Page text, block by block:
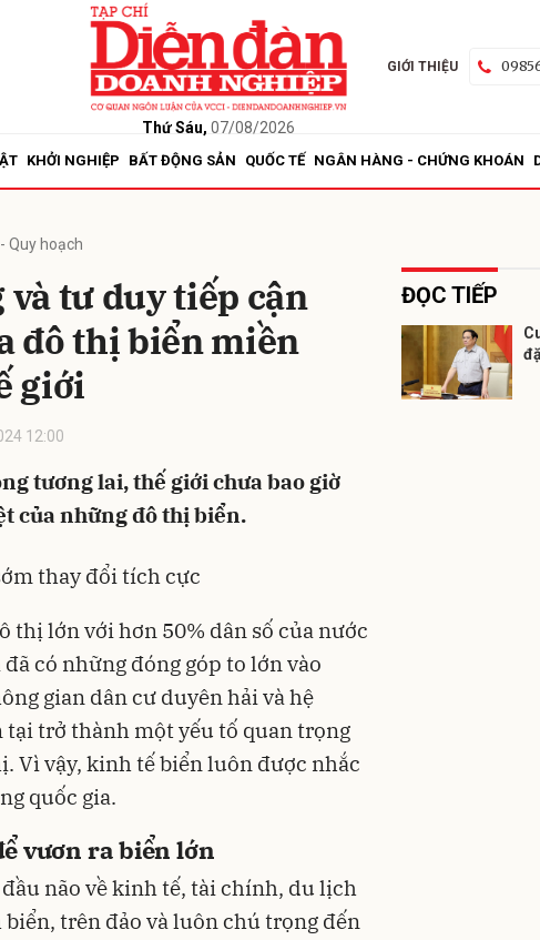
Thứ Sáu, 07/08/2026
GIỚI THIỆU
KHỞI NGHIỆP BẤT ĐỘNG SẢN QUỐC TẾ NGÂN HÀNG - CHỨNG KHOÁN
Quy hoạch
tư duy tiếp cận
đô thị biển miền
giới
12:00
tương lai, thế giới chưa bao giờ
của những đô thị biển.
thay đổi tích cực
thị lớn với hơn 50% dân số của nước
có những đóng góp to lớn vào
gian dân cư duyên hải và hệ
trở thành một yếu tố quan trọng
Vì vậy, kinh tế biển luôn được nhắc
quốc gia.
vươn ra biển lớn
não về kinh tế, tài chính, du lịch
trên đảo và luôn chú trọng đến
ĐỌC TIẾP
Gửi